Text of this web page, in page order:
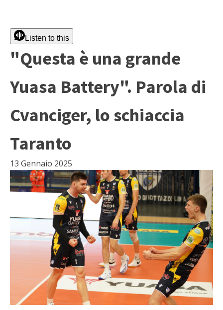
Listen to this
"Questa è una grande
Yuasa Battery". Parola di
Cvanciger, lo schiaccia
Taranto
13 Gennaio 2025